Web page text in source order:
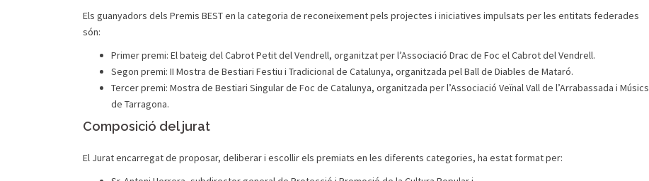
Els guanyadors dels Premis BEST en la categoria de reconeixement pels projectes i iniciatives impulsats per les entitats federades
són:
Primer premi: El bateig del Cabrot Petit del Vendrell, organitzat per l’Associació Drac de Foc el Cabrot del Vendrell.
Segon premi: II Mostra de Bestiari Festiu i Tradicional de Catalunya, organitzada pel Ball de Diables de Mataró.
Tercer premi: Mostra de Bestiari Singular de Foc de Catalunya, organitzada per l’Associació Veïnal Vall de l’Arrabassada i Músics
de Tarragona.
Composició del jurat
El Jurat encarregat de proposar, deliberar i escollir els premiats en les diferents categories, ha estat format per: